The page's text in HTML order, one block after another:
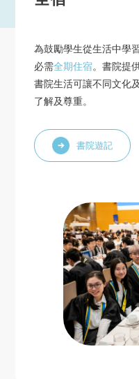
為鼓勵學生從生活中學
必需全期住宿。書院提
書院生活可讓不同文化
了解及尊重。
書院遊記